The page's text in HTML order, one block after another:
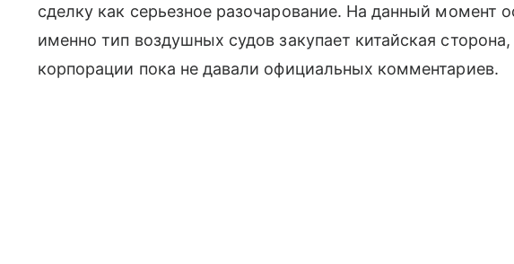
сделку как серьезное разочарование. На данный момент
именно тип воздушных судов закупает китайская сторона,
корпорации пока не давали официальных комментариев.